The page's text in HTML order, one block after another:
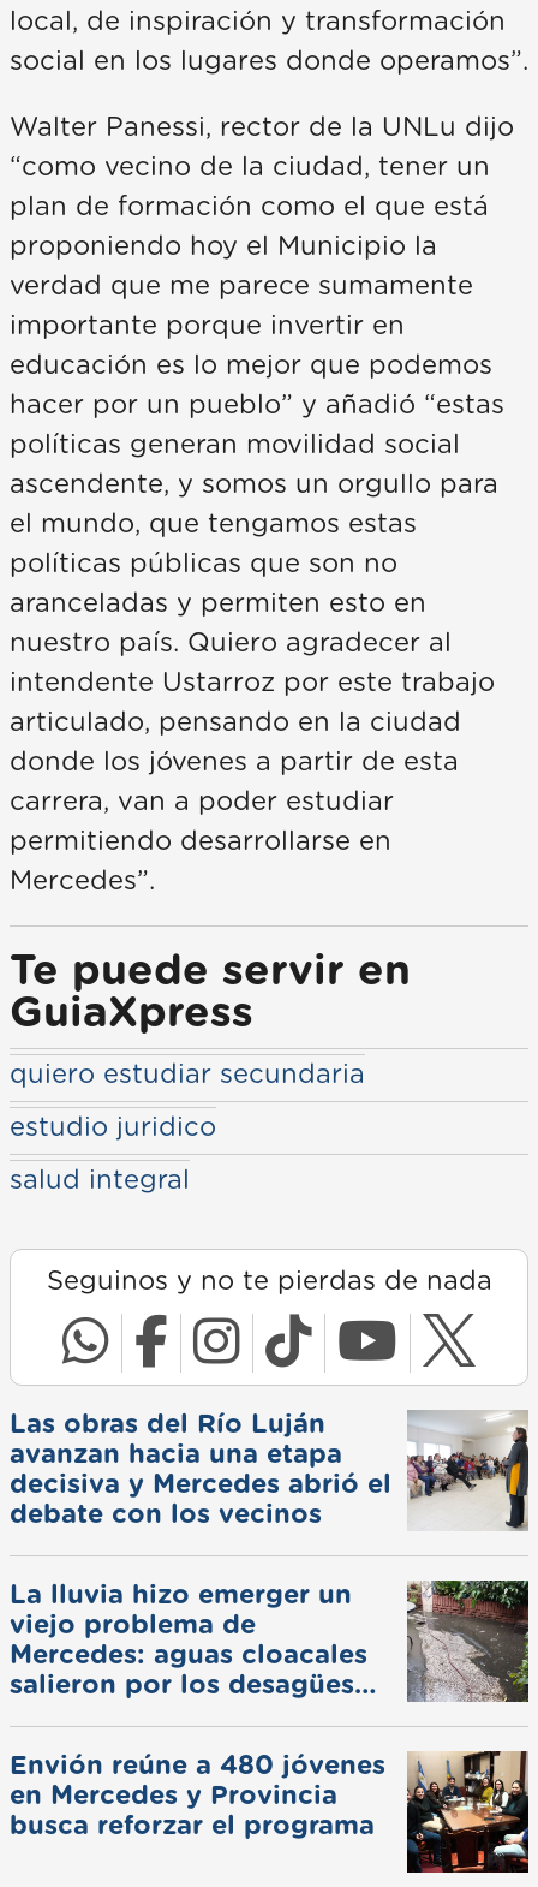
local, de inspiración y transformación
social en los lugares donde operamos”.
Walter Panessi, rector de la UNLu dijo
“como vecino de la ciudad, tener un
plan de formación como el que está
proponiendo hoy el Municipio la
verdad que me parece sumamente
importante porque invertir en
educación es lo mejor que podemos
hacer por un pueblo” y añadió “estas
políticas generan movilidad social
ascendente, y somos un orgullo para
el mundo, que tengamos estas
políticas públicas que son no
aranceladas y permiten esto en
nuestro país. Quiero agradecer al
intendente Ustarroz por este trabajo
articulado, pensando en la ciudad
donde los jóvenes a partir de esta
carrera, van a poder estudiar
permitiendo desarrollarse en
Mercedes”.
Te puede servir en
GuiaXpress
quiero estudiar secundaria
estudio juridico
salud integral
Seguinos y no te pierdas de nada
Las obras del Río Luján
avanzan hacia una etapa
decisiva y Mercedes abrió el
debate con los vecinos
La lluvia hizo emerger un
viejo problema de
Mercedes: aguas cloacales
salieron por los desagües
Envión reúne a 480 jóvenes
en Mercedes y Provincia
busca reforzar el programa